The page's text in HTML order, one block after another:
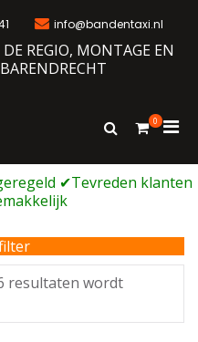
info@bandentaxi.nl
REGIO, MONTAGE EN
Bandengarage met eigen webshop
Toon
0
voor
resultaten wordt